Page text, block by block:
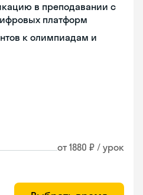
в преподавании с
платформ
к олимпиадам и
от 1880 ₽ / урок